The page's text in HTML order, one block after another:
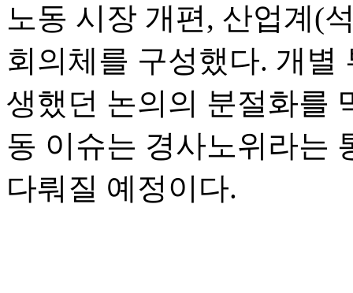
노동 시장 개편, 산업계(
회의체를 구성했다. 개별
생했던 논의의 분절화를
동 이슈는 경사노위라는
다뤄질 예정이다.